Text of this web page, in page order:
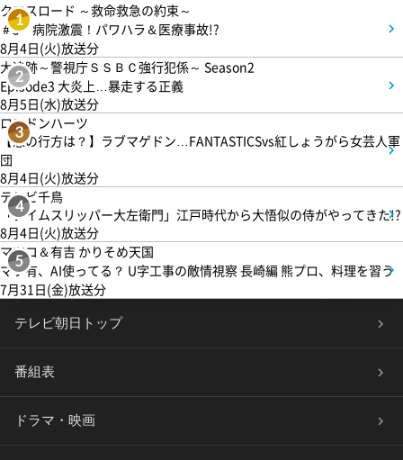
1
クロスロード ～救命救急の約束～
＃5 病院激震！パワハラ＆医療事故!?
8月4日(火)放送分
2
大追跡～警視庁ＳＳＢＣ強行犯係～ Season2
Episode3 大炎上…暴走する正義
8月5日(水)放送分
3
ロンドンハーツ
【恋の行方は？】ラブマゲドン…FANTASTICSvs紅しょうがら女芸人軍
団
8月4日(火)放送分
4
テレビ千鳥
「タイムスリッパー大左衛門」江戸時代から大悟似の侍がやってきた!?
8月4日(火)放送分
5
マツコ＆有吉 かりそめ天国
マツ有、AI使ってる？ U字工事の敵情視察 長崎編 熊プロ、料理を習う
7月31日(金)放送分
テレビ朝日トップ
番組表
ドラマ・映画